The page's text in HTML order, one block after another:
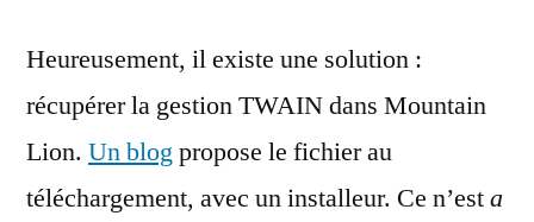
Heureusement, il existe une solution :
récupérer la gestion TWAIN dans Mountain
Lion. Un blogpropose le fichier au
téléchargement, avec un installeur. Ce n’esta